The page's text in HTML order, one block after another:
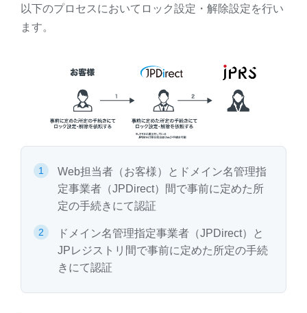
以下のプロセスにおいてロック設定・解除設定を行い
ます。
Web担当者（お客様）とドメイン名管理指
定事業者（JPDirect）間で事前に定めた所
定の手続きにて認証
ドメイン名管理指定事業者（JPDirect）と
JPレジストリ間で事前に定めた所定の手続
きにて認証